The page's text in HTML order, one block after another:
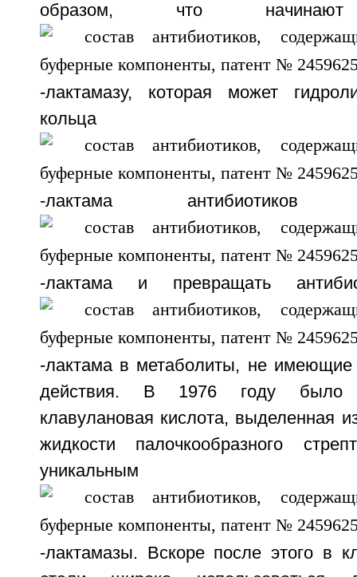
образом, что начинают
-лактамазу, которая может
кольца
-лактама
-лактама и превращать
-лактама в метаболиты, не имеющие
действия. В 1976 году было
клавулановая кислота, выделенная
жидкости палочкообразного
уникальным
-лактамазы. Вскоре после этого в